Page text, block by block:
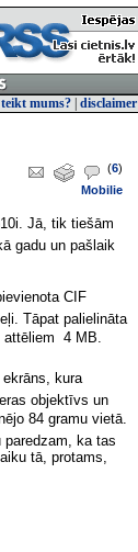
mums? disclaimer
(6)
Mobilie
Jā, tik tiešām
gadu un pašlaik
CIF
Tāpat palielināta
 4 MB.
kura
objektīvs un
84 gramu vietā.
ka tas
tā, protams,